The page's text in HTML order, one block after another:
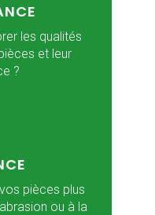
les qualités
et leur
?
pièces plus
ou à la